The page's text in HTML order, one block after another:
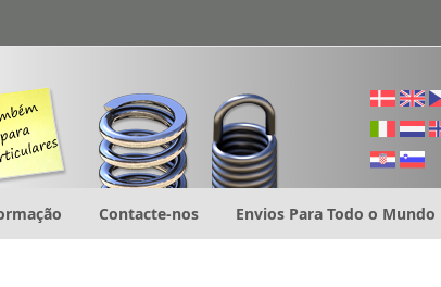
Contacte-nos Envios Para Todo o Mundo